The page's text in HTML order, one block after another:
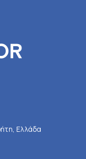
Ελλάδα